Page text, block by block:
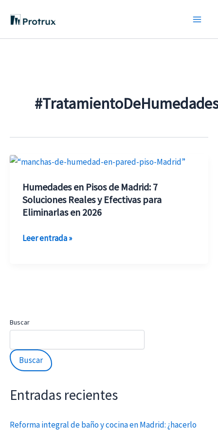
Humedades en Pisos de Madrid: 7
Soluciones Reales y Efectivas para
Eliminarlas en 2026
Humedades
Pisos
de
Madrid:
Soluciones
en
Leer entrada »
Buscar
Buscar
Entradas recientes
Reforma integral de baño y cocina en Madrid: ¿hacerlo